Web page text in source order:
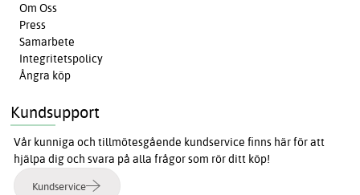
Om Oss
Press
Samarbete
Integritetspolicy
Ångra köp
Kundsupport
Vår kunniga och tillmötesgående kundservice finns här för att
hjälpa dig och svara på alla frågor som rör ditt köp!
Kundservice